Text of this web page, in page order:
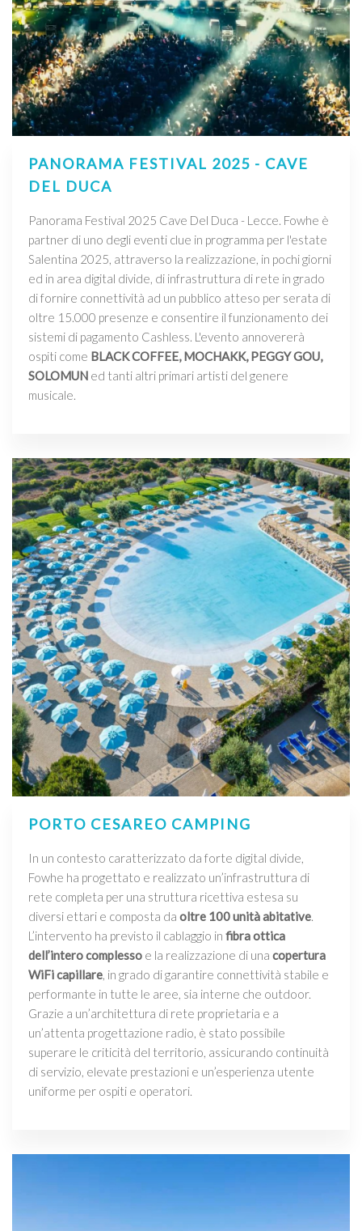
PANORAMA FESTIVAL 2025 - CAVE
DEL DUCA
Panorama Festival 2025 Cave Del Duca - Lecce. Fowhe è
partner di uno degli eventi clue in programma per l'estate
Salentina 2025, attraverso la realizzazione, in pochi giorni
ed in area digital divide, di infrastruttura di rete in grado
di fornire connettività ad un pubblico atteso per serata di
oltre 15.000 presenze e consentire il funzionamento dei
sistemi di pagamento Cashless. L'evento annovererà
ospiti come BLACK COFFEE, MOCHAKK, PEGGY GOU,
SOLOMUN ed tanti altri primari artisti del genere
musicale.
PORTO CESAREO CAMPING
In un contesto caratterizzato da forte digital divide,
Fowhe ha progettato e realizzato un’infrastruttura di
rete completa per una struttura ricettiva estesa su
diversi ettari e composta da oltre 100 unità abitative.
L’intervento ha previsto il cablaggio in fibra ottica
dell’intero complesso e la realizzazione di una copertura
WiFi capillare, in grado di garantire connettività stabile e
performante in tutte le aree, sia interne che outdoor.
Grazie a un’architettura di rete proprietaria e a
un’attenta progettazione radio, è stato possibile
superare le criticità del territorio, assicurando continuità
di servizio, elevate prestazioni e un’esperienza utente
uniforme per ospiti e operatori.